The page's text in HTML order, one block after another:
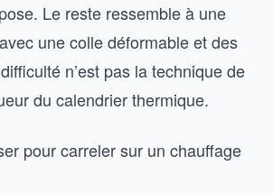
Le reste ressemble à une
une colle déformable et des
n’est pas la technique de
du calendrier thermique.
pour carreler sur un chauffage